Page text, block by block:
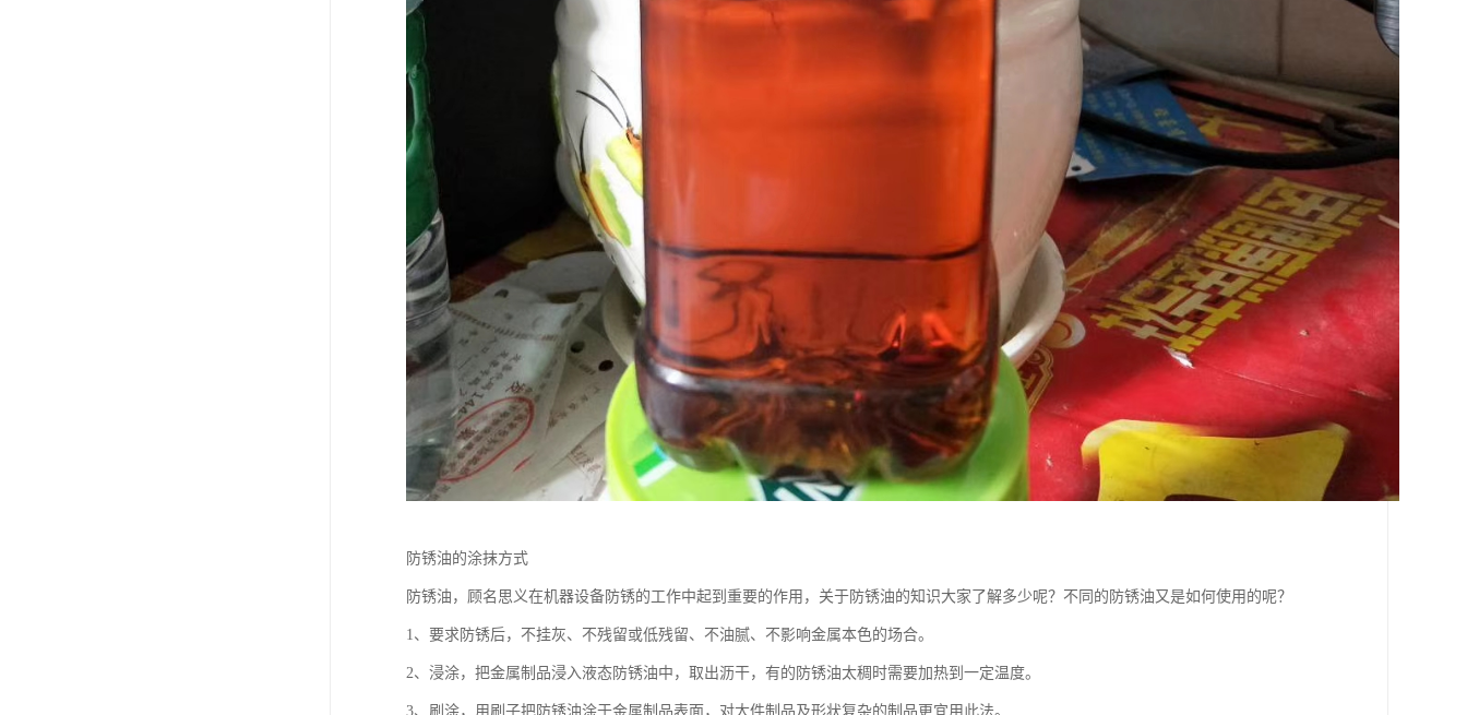
防锈油的涂抹方式
防锈油，顾名思义在机器设备防锈的工作中起到重要的作用，关于防锈油的知识大家了解多少呢？不同的防锈油又是如何使用的呢？
1、要求防锈后，不挂灰、不残留或低残留、不油腻、不影响金属本色的场合。
2、浸涂，把金属制品浸入液态防锈油中，取出沥干，有的防锈油太稠时需要加热到一定温度。
3、刷涂，用刷子把防锈油涂于金属制品表面，对大件制品及形状复杂的制品更宜用此法。